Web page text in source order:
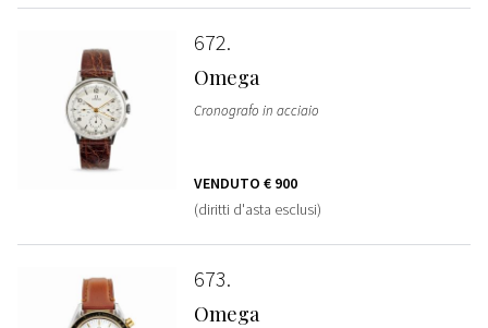
672
Omega
Cronografo in acciaio
VENDUTO € 900
(diritti d'asta esclusi)
673
Omega